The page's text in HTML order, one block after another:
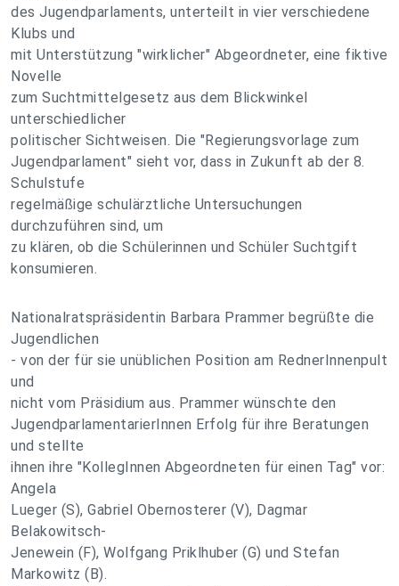
des Jugendparlaments, unterteilt in vier verschiedene
Klubs und
mit Unterstützung "wirklicher" Abgeordneter, eine fiktive
Novelle
zum Suchtmittelgesetz aus dem Blickwinkel
unterschiedlicher
politischer Sichtweisen. Die "Regierungsvorlage zum
Jugendparlament" sieht vor, dass in Zukunft ab der 8.
Schulstufe
regelmäßige schulärztliche Untersuchungen
durchzuführen sind, um
zu klären, ob die Schülerinnen und Schüler Suchtgift
konsumieren.
Nationalratspräsidentin Barbara Prammer begrüßte die
Jugendlichen
- von der für sie unüblichen Position am RednerInnenpult
und
nicht vom Präsidium aus. Prammer wünschte den
JugendparlamentarierInnen Erfolg für ihre Beratungen
und stellte
ihnen ihre "KollegInnen Abgeordneten für einen Tag" vor:
Angela
Lueger (S), Gabriel Obernosterer (V), Dagmar
Belakowitsch-
Jenewein (F), Wolfgang Priklhuber (G) und Stefan
Markowitz (B).